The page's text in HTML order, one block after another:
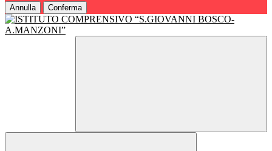
Annulla Conferma